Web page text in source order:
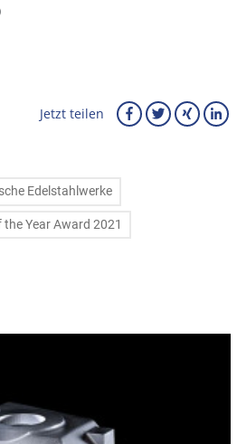
Jetzt teilen
Edelstahlwerke
Year Award 2021